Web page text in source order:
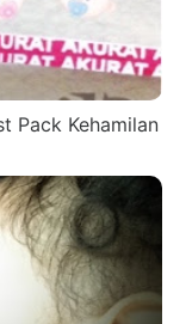
Pack Kehamilan